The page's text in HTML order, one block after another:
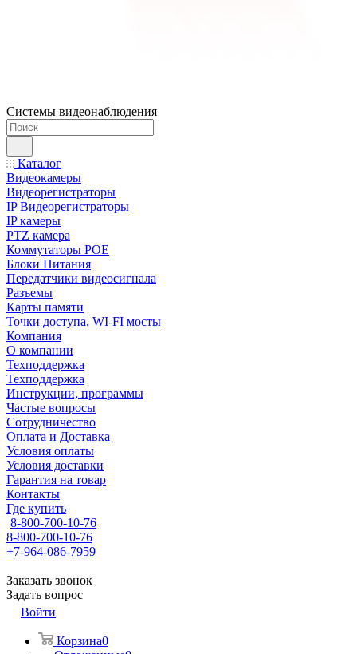
Системы видеонаблюдения
Каталог
Видеокамеры
Видеорегистраторы
IP Видеорегистраторы
IP камеры
PTZ камера
Коммутаторы POE
Блоки Питания
Передатчики видеосигнала
Разъемы
Карты памяти
Точки доступа, WI-FI мосты
Компания
О компании
Техподдержка
Техподдержка
Инструкции, программы
Частые вопросы
Сотрудничество
Оплата и Доставка
Условия оплаты
Условия доставки
Гарантия на товар
Контакты
Где купить
8-800-700-10-76
8-800-700-10-76
+7-964-086-7959
Заказать звонок
Задать вопрос
Войти
Корзина0